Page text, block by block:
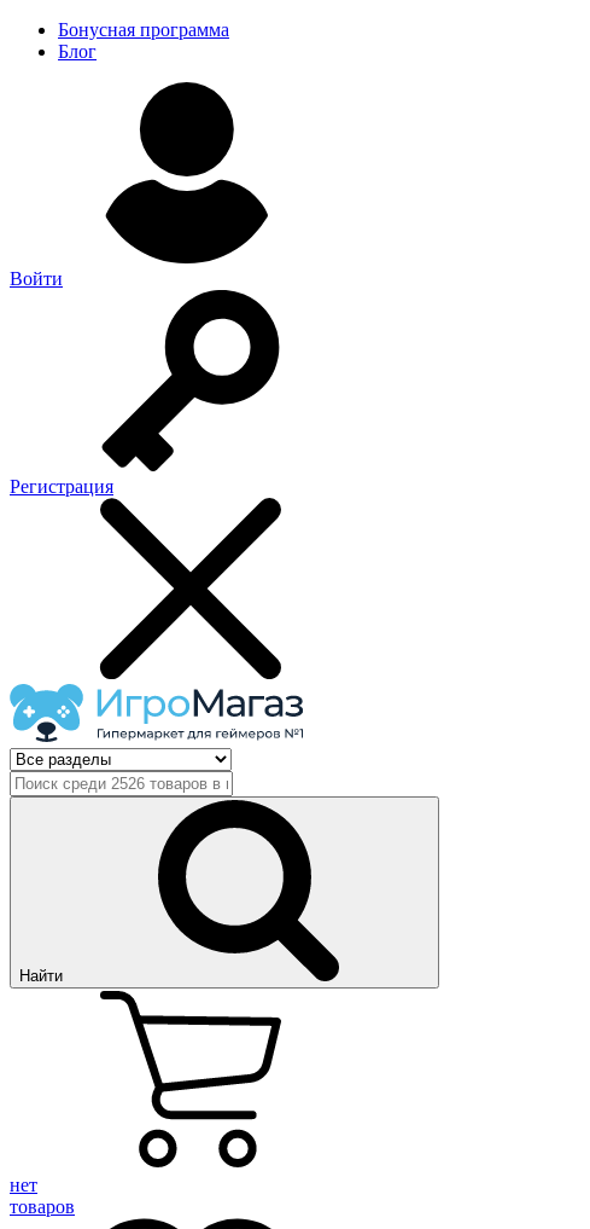
Бонусная программа
Блог
Войти
Регистрация
Найти
нет
товаров